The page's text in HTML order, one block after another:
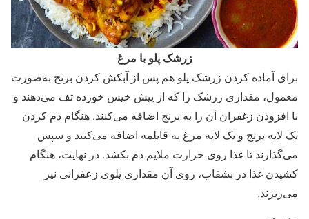
زرشک پلو با مرغ
برای آماده کردن زرشک پلو هم پس از آبکش کردن برنج به‌صورت
معمول، مقداری زرشک را که از پیش خیس خورده تف می‌دهند و
با افزودن زغفران آن را به برنج اضافه می‌کنند. هنگام دم کردن
یک لایه برنج و یک لایه مرغ به قابلمه اضافه می‌کنند و سپس
می‌گذارند تا غذا روی حرارت ملایم دم بکشد. در نهایت، هنگام
کشیدن غذا در بشقاب، روی آن مقداری پلوی زعفرانی نیز
می‌ریزند.